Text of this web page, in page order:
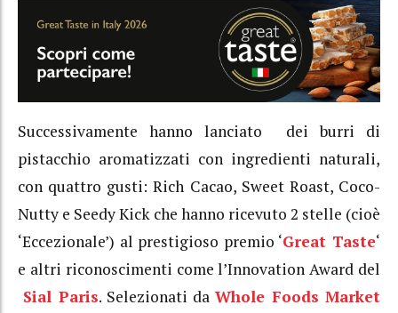
Successivamente hanno lanciato dei burri di
pistacchio aromatizzati con ingredienti naturali,
con quattro gusti: Rich Cacao, Sweet Roast, Coco-
Nutty e Seedy Kick che hanno ricevuto 2 stelle (cioè
‘Eccezionale’) al prestigioso premio ‘Great Taste‘
e altri riconoscimenti come l’Innovation Award del
Sial Paris. Selezionati daWhole Foods Market